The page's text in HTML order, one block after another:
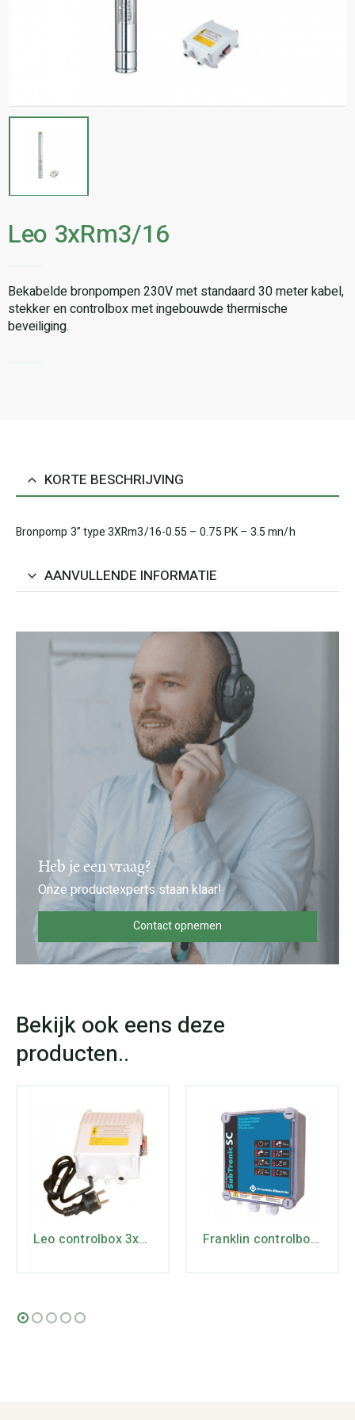
Leo 3xRm3/16
Bekabelde bronpompen 230V met standaard 30 meter kabel,
stekker en controlbox met ingebouwde thermische
beveiliging.
KORTE BESCHRIJVING
Bronpomp 3” type 3XRm3/16-0.55 – 0.75 PK – 3.5 mn/h
AANVULLENDE INFORMATIE
Heb je een vraag?
Onze productexperts staan klaar!
Contact opnemen
Leo controlbox 3xRm3/31 Franklin controlbox Dry